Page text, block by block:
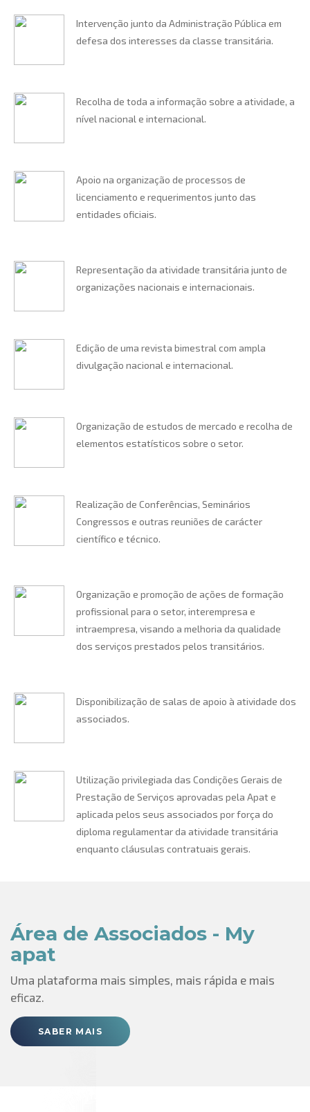
Intervenção junto da Administração Pública em
defesa dos interesses da classe transitária.
Recolha de toda a informação sobre a atividade, a
nível nacional e internacional.
Apoio na organização de processos de
licenciamento e requerimentos junto das
entidades oficiais.
Representação da atividade transitária junto de
organizações nacionais e internacionais.
Edição de uma revista bimestral com ampla
divulgação nacional e internacional.
Organização de estudos de mercado e recolha de
elementos estatísticos sobre o setor.
Realização de Conferências, Seminários
Congressos e outras reuniões de carácter
científico e técnico.
Organização e promoção de ações de formação
profissional para o setor, interempresa e
intraempresa, visando a melhoria da qualidade
dos serviços prestados pelos transitários.
Disponibilização de salas de apoio à atividade dos
associados.
Utilização privilegiada das Condições Gerais de
Prestação de Serviços aprovadas pela Apat e
aplicada pelos seus associados por força do
diploma regulamentar da atividade transitária
enquanto cláusulas contratuais gerais.
Área de Associados - My
apat
Uma plataforma mais simples, mais rápida e mais
eficaz.
SABER MAIS